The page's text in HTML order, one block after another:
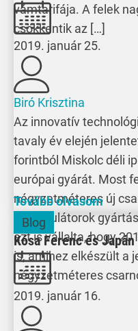
vámtarifája. A felek
csökkentik az […]
2019. január 25.
Biró Krisztina
Az innovatív
tavaly év elején
forintból Miskolc déli
európai gyárát. Most
négyzetméteres új
akkumulátorok
azt is vállalta, hogy
is, amihez elkészült a
négyzetméteres
Tovább olvasom
Blog
Kósa Ferenc és
2019. január 16.